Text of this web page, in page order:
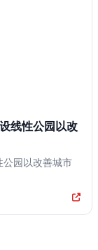
线性公园以改
园以改善城市